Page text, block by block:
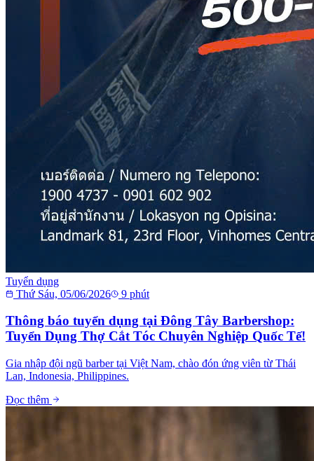
Tuyển dụng
Thứ Sáu, 05/06/2026
9 phút
Thông báo tuyển dụng tại Đông Tây Barbershop:
Tuyển Dụng Thợ Cắt Tóc Chuyên Nghiệp Quốc Tế!
Gia nhập đội ngũ barber tại Việt Nam, chào đón ứng viên từ Thái
Lan, Indonesia, Philippines.
Đọc thêm